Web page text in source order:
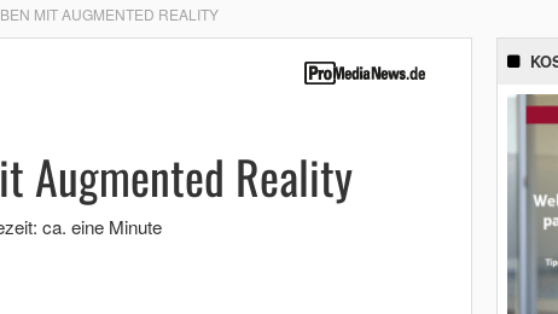
MIT AUGMENTED REALITY
Augmented Reality
ca. eine Minute